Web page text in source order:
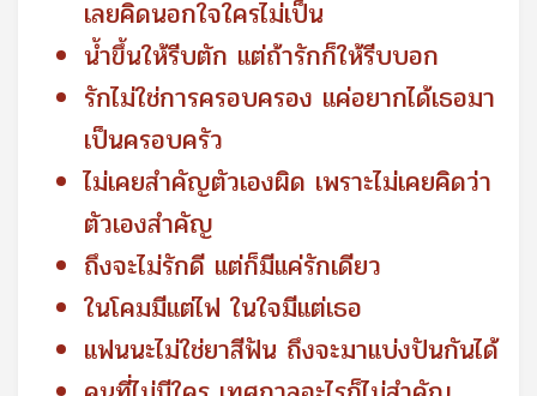
เลยคิดนอกใจใครไม่เป็น
น้ำขึ้นให้รีบตัก แต่ถ้ารักก็ให้รีบบอก
รักไม่ใช่การครอบครอง แค่อยากได้เธอมา
เป็นครอบครัว
ไม่เคยสำคัญตัวเองผิด เพราะไม่เคยคิดว่า
ตัวเองสำคัญ
ถึงจะไม่รักดี แต่ก็มีแค่รักเดียว
ในโคมมีแต่ไฟ ในใจมีแต่เธอ
แฟนนะไม่ใช่ยาสีฟัน ถึงจะมาแบ่งปันกันได้